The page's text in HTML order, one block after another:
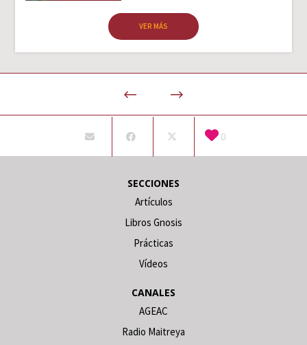
VER MÁS
0
SECCIONES
Artículos
Libros Gnosis
Prácticas
Vídeos
CANALES
AGEAC
Radio Maitreya